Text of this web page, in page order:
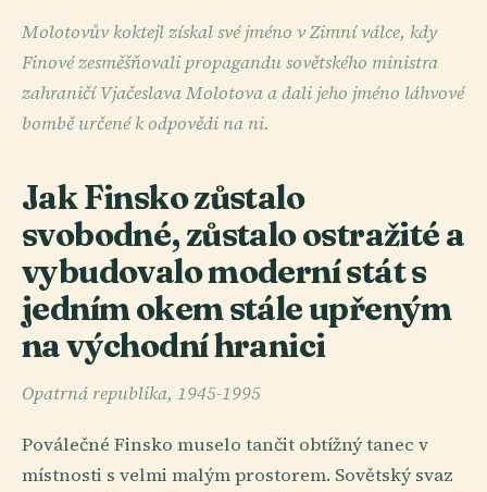
Molotovův koktejl získal své jméno v Zimní válce, kdy
Finové zesměšňovali propagandu sovětského ministra
zahraničí Vjačeslava Molotova a dali jeho jméno láhvové
bombě určené k odpovědi na ni.
Jak Finsko zůstalo
svobodné, zůstalo ostražité a
vybudovalo moderní stát s
jedním okem stále upřeným
na východní hranici
Opatrná republika, 1945-1995
Poválečné Finsko muselo tančit obtížný tanec v
místnosti s velmi malým prostorem. Sovětský svaz